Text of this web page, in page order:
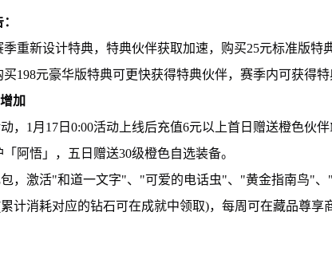
重新设计特典，特典伙伴获取加速，购买25元标准版特
198元豪华版特典可更快获得特典伙伴，赛季内可获得特
加
，1月17日0:00活动上线后充值6元以上首日赠送橙色伙
阿悟」，五日赠送30级橙色自选装备。
包，激活"和道一文字"、"可爱的电话虫"、"黄金指南鸟"
计消耗对应的钻石可在成就中领取)，每周可在藏品尊享